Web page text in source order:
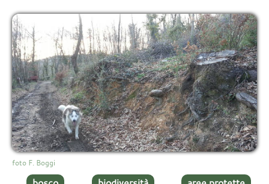
foto F. Boggi